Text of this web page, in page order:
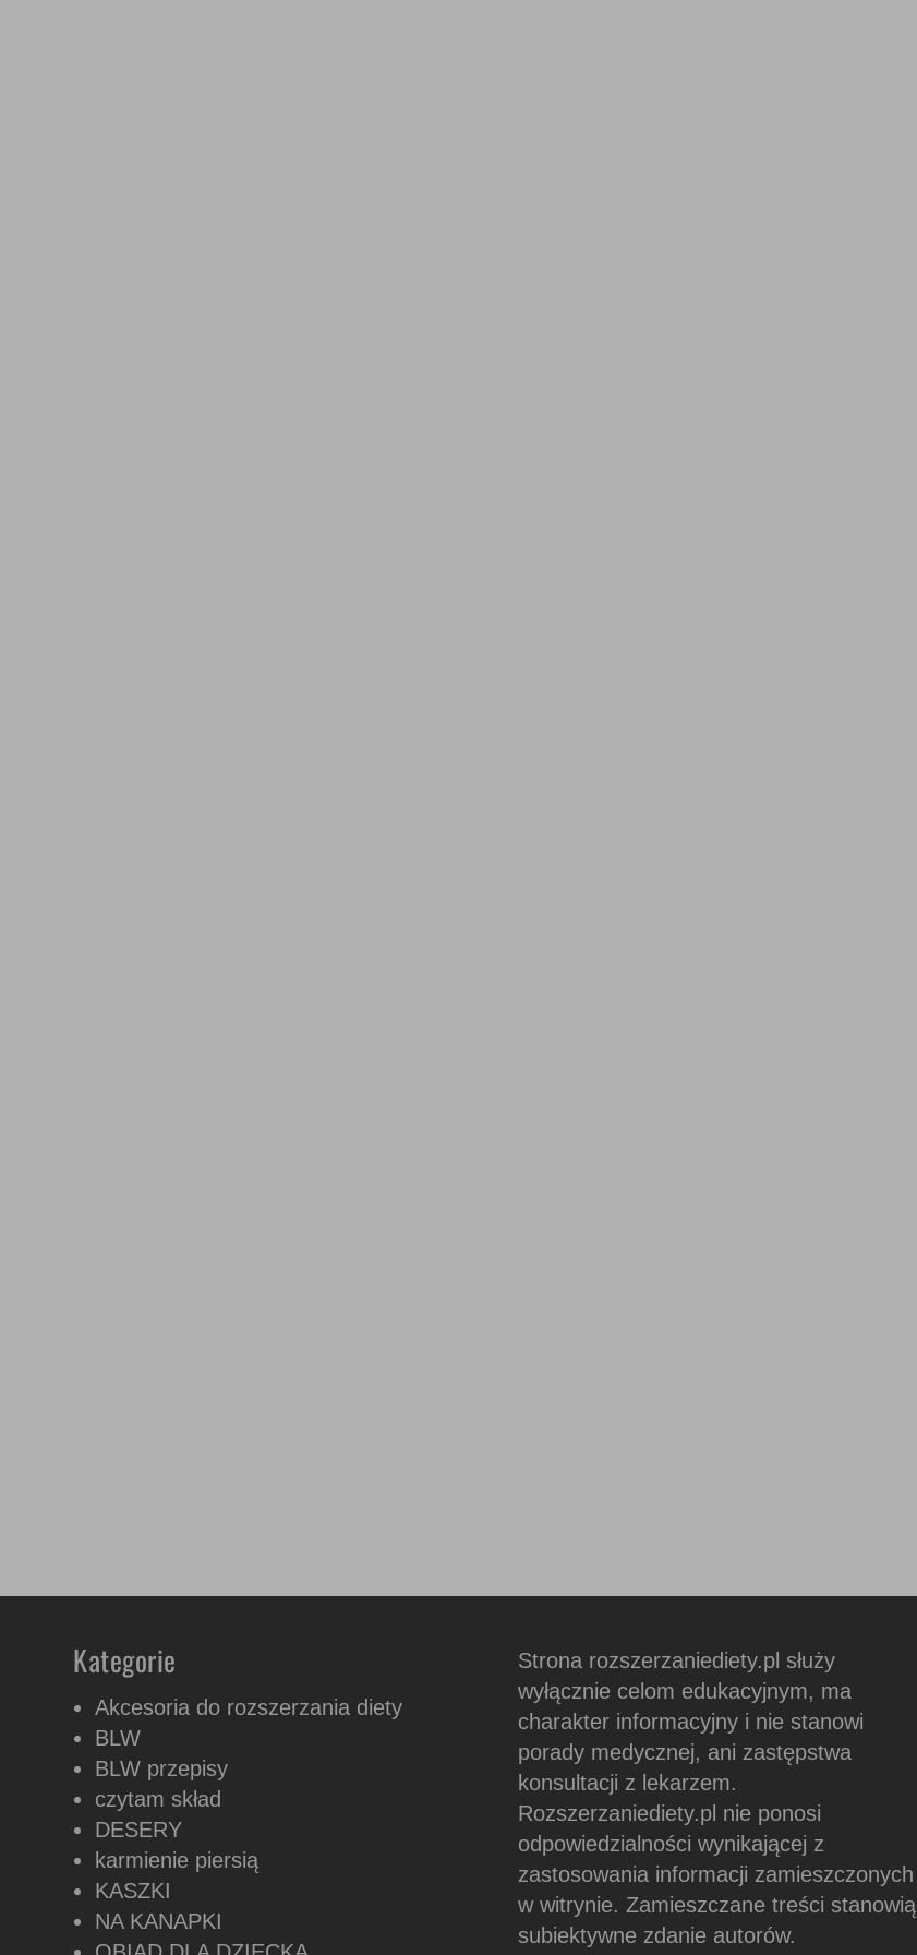
Kategorie
Akcesoria do rozszerzania diety
BLW
BLW przepisy
czytam skład
DESERY
karmienie piersią
KASZKI
NA KANAPKI
Strona rozszerzaniediety.pl służy
wyłącznie celom edukacyjnym, ma
charakter informacyjny i nie stanowi
porady medycznej, ani zastępstwa
konsultacji z lekarzem.
Rozszerzaniediety.pl nie ponosi
odpowiedzialności wynikającej z
zastosowania informacji zamieszczonych
w witrynie.Zamieszczane treści stanowią
subiektywne zdanie autorów.